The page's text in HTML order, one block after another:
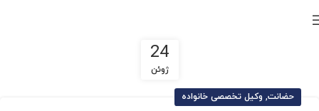
24
ژوئن
حضانت, وکیل تخصصی خانواده